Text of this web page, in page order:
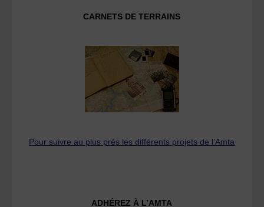
CARNETS DE TERRAINS
Pour suivre au plus près les différents projets de l’Amta
ADHÉREZ À L’AMTA